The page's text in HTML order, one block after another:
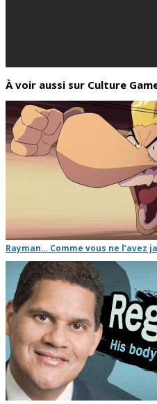
À voir aussi sur Culture
Rayman… Comme vous ne l’avez